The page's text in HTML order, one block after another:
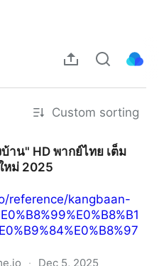
Custom sorting
าน" HD พากย์ไทย เต็ม
หม่ 2025
reference/kangbaan-
· Dec 5, 2025